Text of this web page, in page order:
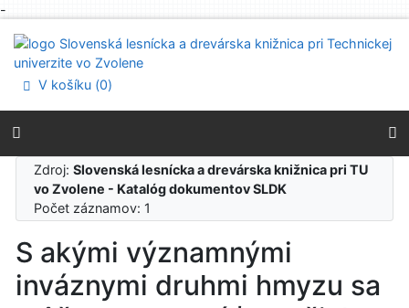
-
Prejsť na menu
Prehlásenie o webovej prístupnosti
V košíku (0)
Zdroj:Slovenská lesnícka a drevárska knižnica pri TU
vo Zvolene - Katalóg dokumentov SLDK
Počet záznamov: 1
S akými významnými
inváznymi druhmi hmyzu sa